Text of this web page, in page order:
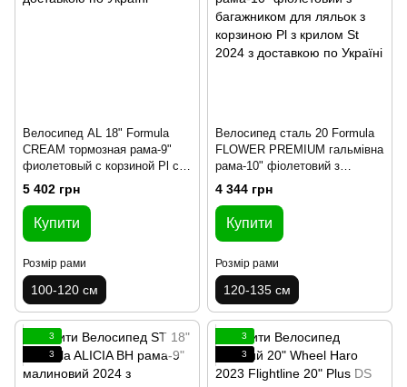
Велосипед AL 18" Formula
CREAM тормозная рама-9"
фиолетовый с корзиной Pl с
крылом Pl 2024
5 402 грн
Купити
Розмір рами
100-120 см
Велосипед сталь 20 Formula
FLOWER PREMIUM гальмівна
рама-10" фіолетовий з
багажником для ляльок з ко
4 344 грн
Купити
Розмір рами
120-135 см
3
3
3
3